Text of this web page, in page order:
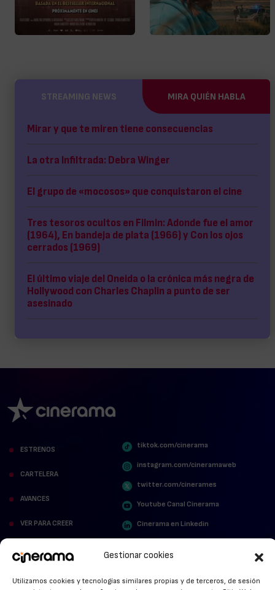
Gestionar cookies
Utilizamos cookies y tecnologías similares propias y de terceros, de sesión
STREAMING NEWS MIRA QUIÉN HABLA
Mirar y que te miren tiene consecuencias
La otra Infiltrada: Debra Winger
El grupo de «mocosos» que conquistaron el cine
Tres tesoros ocultos en Filmin: Adonde fue el amor
(1964), En bandeja de plata (1966) y Con los ojos
cerrados (1969)
El último viaje del Oneida o la crónica más negra de
Hollywood con Charles Chaplin a punto de ser
asesinado
ESTRENOS
CARTELERA
AVANCES
VER PARA CREER
tiktok.com/cinerama
instagram.com/cineramaweb
twitter.com/cinerames
Youtube Canal Cinerama
Cinerama en Linkedin